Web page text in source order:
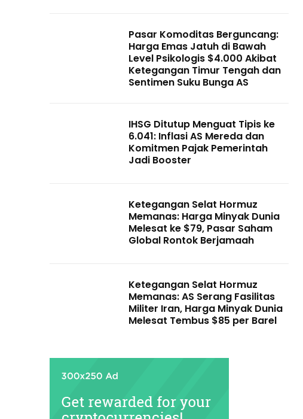
Pasar Komoditas Berguncang:
Harga Emas Jatuh di Bawah
Level Psikologis $4.000 Akibat
Ketegangan Timur Tengah dan
Sentimen Suku Bunga AS
IHSG Ditutup Menguat Tipis ke
6.041: Inflasi AS Mereda dan
Komitmen Pajak Pemerintah
Jadi Booster
Ketegangan Selat Hormuz
Memanas: Harga Minyak Dunia
Melesat ke $79, Pasar Saham
Global Rontok Berjamaah
Ketegangan Selat Hormuz
Memanas: AS Serang Fasilitas
Militer Iran, Harga Minyak Dunia
Melesat Tembus $85 per Barel